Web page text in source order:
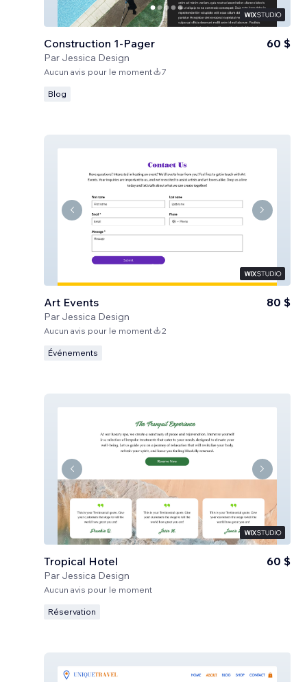
Construction 1-Pager
Par Jessica Design
60 $
Aucun avis pour le moment 7
Blog
Art Events
Par Jessica Design
80 $
Aucun avis pour le moment 2
Événements
Tropical Hotel
Par Jessica Design
60 $
Aucun avis pour le moment
Réservation